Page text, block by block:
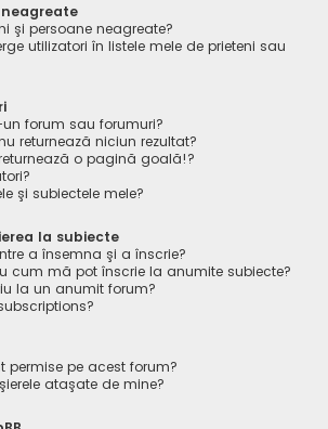
şi persoane neagreate?
utilizatori în listele mele de prieteni sau
forum sau forumuri?
returnează niciun rezultat?
o pagină goală!?
şi subiectele mele?
la subiecte
a însemna şi a înscrie?
cum mă pot înscrie la anumite subiecte?
la un anumit forum?
permise pe acest forum?
ataşate de mine?